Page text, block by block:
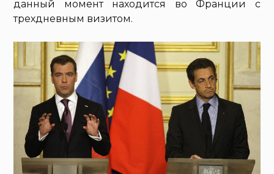
данный момент находится во Франции с
трехдневным визитом.